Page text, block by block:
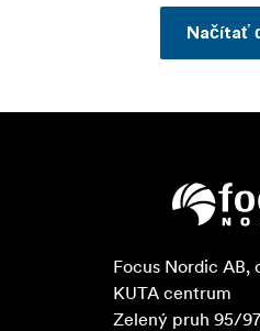
Načítať
Focus Nordic AB,
KUTA centrum
Zelený pruh 95/97